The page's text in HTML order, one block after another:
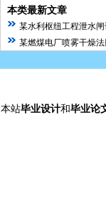
本类最新文章
某水利枢纽工程泄水
某燃煤电厂喷雾干燥
本站毕业设计和毕业论